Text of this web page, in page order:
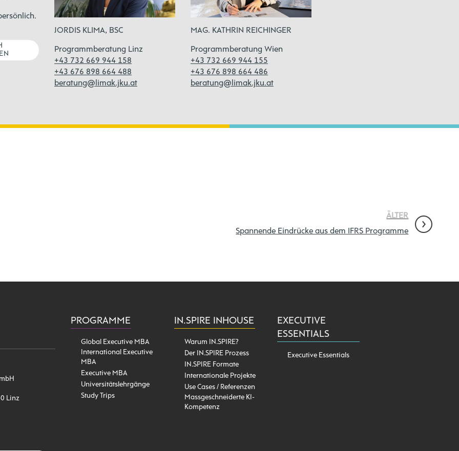
JORDIS KLIMA, BSC
Programmberatung Linz
+43 732 669 944 158
+43 676 898 664 488
beratung@limak.jku.at
MAG. KATHRIN REICHINGER
Programmberatung Wien
+43 732 669 944 155
+43 676 898 664 486
beratung@limak.jku.at
ÄLTER
Spannende Eindrücke aus dem IFRS Programme
Linz
PROGRAMME
Global Executive MBA
International Executive
MBA
Executive MBA
Universitätslehrgänge
Study Trips
IN.SPIRE INHOUSE
Warum IN.SPIRE?
Der IN.SPIRE Prozess
IN.SPIRE Formate
Internationale Projekte
Use Cases / Referenzen
Massgeschneiderte KI-
Kompetenz
EXECUTIVE
ESSENTIALS
Executive Essentials